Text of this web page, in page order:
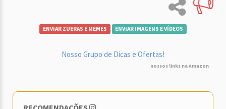
ENVIAR ZUERAS E MEMES ENVIAR IMAGENS E VÍDEOS
Nosso Grupo de Dicas e Ofertas!
nossos links na Amazon